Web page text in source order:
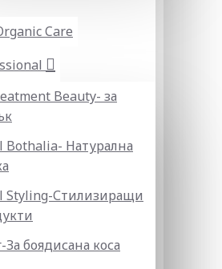
Care
Beauty- за
Bothalia- Натурална
Styling-Стилизиращи
За боядисана коса